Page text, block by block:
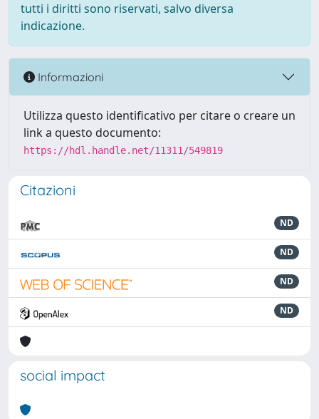
tutti i diritti sono riservati, salvo diversa
indicazione.
Informazioni
Utilizza questo identificativo per citare o creare un
link a questo documento:
https://hdl.handle.net/11311/549819
Citazioni
ND
ND
ND
ND
social impact